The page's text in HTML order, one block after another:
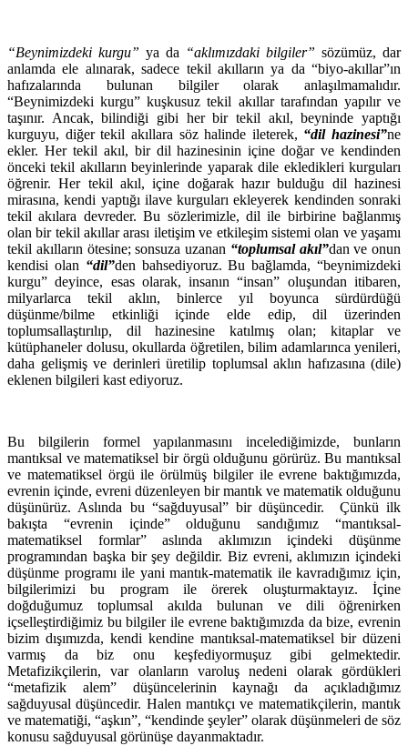
“Beynimizdeki kurgu” ya da “aklımızdaki bilgiler” sözümüz, dar
anlamda ele alınarak, sadece tekil akılların ya da “biyo-akıllar”ın
hafızalarında bulunan bilgiler olarak anlaşılmamalıdır.
“Beynimizdeki kurgu” kuşkusuz tekil akıllar tarafından yapılır ve
taşınır. Ancak, bilindiği gibi her bir tekil akıl, beyninde yaptığı
kurguyu, diğer tekil akıllara söz halinde ileterek, “dil hazinesi”ne
ekler. Her tekil akıl, bir dil hazinesinin içine doğar ve kendinden
önceki tekil akılların beyinlerinde yaparak dile ekledikleri kurguları
öğrenir. Her tekil akıl, içine doğarak hazır bulduğu dil hazinesi
mirasına, kendi yaptığı ilave kurguları ekleyerek kendinden sonraki
tekil akılara devreder. Bu sözlerimizle, dil ile birbirine bağlanmış
olan bir tekil akıllar arası iletişim ve etkileşim sistemi olan ve yaşamı
tekil akılların ötesine; sonsuza uzanan “toplumsal akıl”dan ve onun
kendisi olan “dil”den bahsediyoruz. Bu bağlamda, “beynimizdeki
kurgu” deyince, esas olarak, insanın “insan” oluşundan itibaren,
milyarlarca tekil aklın, binlerce yıl boyunca sürdürdüğü
düşünme/bilme etkinliği içinde elde edip, dil üzerinden
toplumsallaştırılıp, dil hazinesine katılmış olan; kitaplar ve
kütüphaneler dolusu, okullarda öğretilen, bilim adamlarınca yenileri,
daha gelişmiş ve derinleri üretilip toplumsal aklın hafızasına (dile)
eklenen bilgileri kast ediyoruz.
Bu bilgilerin formel yapılanmasını incelediğimizde, bunların
mantıksal ve matematiksel bir örgü olduğunu görürüz. Bu mantıksal
ve matematiksel örgü ile örülmüş bilgiler ile evrene baktığımızda,
evrenin içinde, evreni düzenleyen bir mantık ve matematik olduğunu
düşünürüz. Aslında bu “sağduyusal” bir düşüncedir. Çünkü ilk
bakışta “evrenin içinde” olduğunu sandığımız “mantıksal-
matematiksel formlar” aslında aklımızın içindeki düşünme
programından başka bir şey değildir. Biz evreni, aklımızın içindeki
düşünme programı ile yani mantık-matematik ile kavradığımız için,
bilgilerimizi bu program ile örerek oluşturmaktayız. İçine
doğduğumuz toplumsal akılda bulunan ve dili öğrenirken
içselleştirdiğimiz bu bilgiler ile evrene baktığımızda da bize, evrenin
bizim dışımızda, kendi kendine mantıksal-matematiksel bir düzeni
varmış da biz onu keşfediyormuşuz gibi gelmektedir.
Metafizikçilerin, var olanların varoluş nedeni olarak gördükleri
“metafizik alem” düşüncelerinin kaynağı da açıkladığımız
sağduyusal düşüncedir. Halen mantıkçı ve matematikçilerin, mantık
ve matematiği, “aşkın”, “kendinde şeyler” olarak düşünmeleri de söz
konusu sağduyusal görünüşe dayanmaktadır.